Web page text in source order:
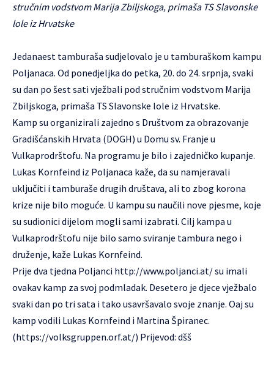
stručnim vodstvom Marija Zbiljskoga, primaša TS Slavonske
lole iz Hrvatske
Jedanaest tamburaša sudjelovalo je u tamburaškom kampu
Poljanaca. Od ponedjeljka do petka, 20. do 24. srpnja, svaki
su dan po šest sati vježbali pod stručnim vodstvom Marija
Zbiljskoga, primaša TS Slavonske lole iz Hrvatske.
Kamp su organizirali zajedno s Društvom za obrazovanje
Gradišćanskih Hrvata (DOGH) u Domu sv. Franje u
Vulkaprodrštofu. Na programu je bilo i zajedničko kupanje.
Lukas Kornfeind iz Poljanaca kaže, da su namjeravali
uključiti i tamburaše drugih društava, ali to zbog korona
krize nije bilo moguće. U kampu su naučili nove pjesme, koje
su sudionici dijelom mogli sami izabrati. Cilj kampa u
Vulkaprodrštofu nije bilo samo sviranje tambura nego i
druženje, kaže Lukas Kornfeind.
Prije dva tjedna Poljanci http://www.poljanci.at/su imali
ovakav kamp za svoj podmladak. Desetero je djece vježbalo
svaki dan po tri sata i tako usavršavalo svoje znanje. Oaj su
kamp vodili Lukas Kornfeind i Martina Špiranec.
(https://volksgruppen.orf.at/) Prijevod: dšš